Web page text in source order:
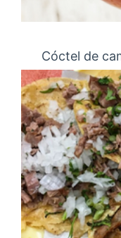
Cóctel de